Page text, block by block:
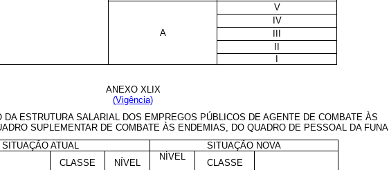
A
V
IV
ANEXO XLIX
(Vigência)
DA ESTRUTURA SALARIAL DOS EMPREGOS PÚBLICOS DE AGENTE DE COMBATE ÀS
SUPLEMENTAR DE COMBATE ÀS ENDEMIAS, DO QUADRO DE PESSOAL DA
SITUAÇÃO ATUAL
SITUAÇÃO NOVA
CLASSE NÍVEL
NÍVEL
CLASSE